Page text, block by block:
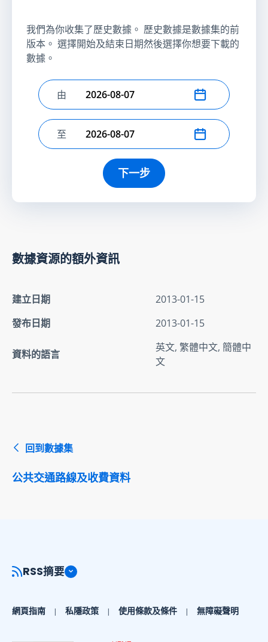
我們為你收集了歷史數據。 歷史數據是數據集的前
版本。 選擇開始及結束日期然後選擇你想要下載的
數據。
選擇開始日期
由
選擇結束日期
至
下一步
數據資源的額外資訊
建立日期
2013-01-15
發布日期
2013-01-15
資料的語言
英文, 繁體中文, 簡體中
文
回到數據集
公共交通路線及收費資料
RSS摘要
網頁指南 私隱政策 使用條款及條件 無障礙聲明